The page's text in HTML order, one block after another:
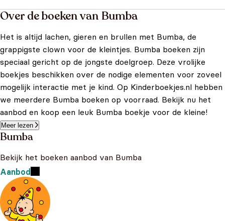
Over de boeken van Bumba
Het is altijd lachen, gieren en brullen met Bumba, de
grappigste clown voor de kleintjes. Bumba boeken zijn
speciaal gericht op de jongste doelgroep. Deze vrolijke
boekjes beschikken over de nodige elementen voor zoveel
mogelijk interactie met je kind. Op Kinderboekjes.nl hebben
we meerdere Bumba boeken op voorraad. Bekijk nu het
aanbod en koop een leuk Bumba boekje voor de kleine!
Meer lezen
Bumba
Bekijk het boeken aanbod van Bumba
Aanbod